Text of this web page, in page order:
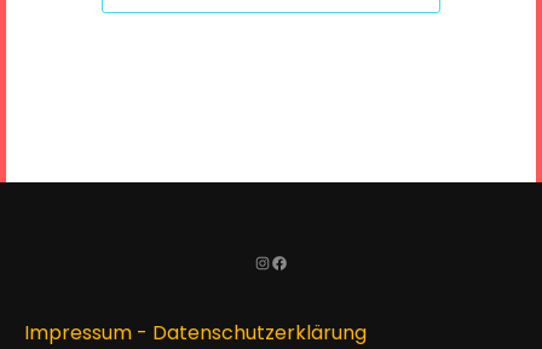
Instagram
Facebook
Impressum - Datenschutzerklärung